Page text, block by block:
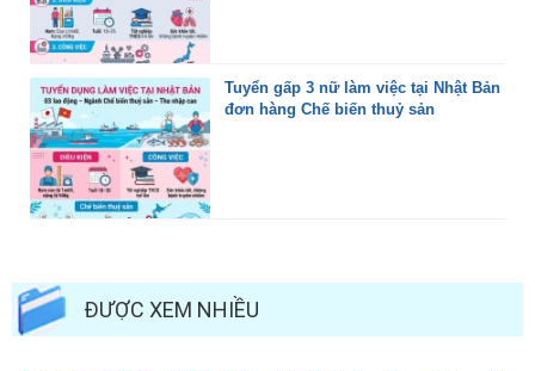
Tuyển gấp 3 nữ làm việc tại Nhật Bản
đơn hàng Chế biến thuỷ sản
ĐƯỢC XEM NHIỀU